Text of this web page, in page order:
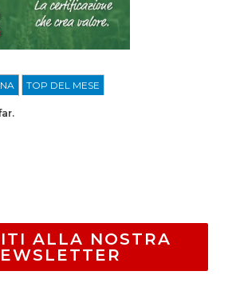
TOP DEL MESE
ALLA NOSTRA